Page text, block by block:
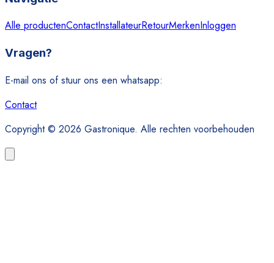
Alle productenContactInstallateurRetourMerkenInloggen
Vragen?
E-mail ons of stuur ons een whatsapp:
Contact
Copyright © 2026 Gastronique. Alle rechten voorbehouden